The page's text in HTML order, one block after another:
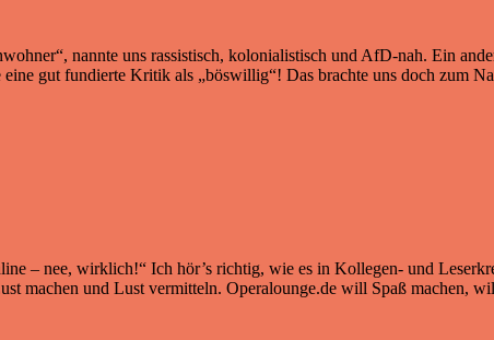
nannte uns rassistisch, kolonialistisch und AfD-nah. Ein
gut fundierte Kritik als „böswillig“! Das brachte uns doch zum
– nee, wirklich!“ Ich hör’s richtig, wie es in Kollegen- und
machen und Lust vermitteln. Operalounge.de will Spaß machen,